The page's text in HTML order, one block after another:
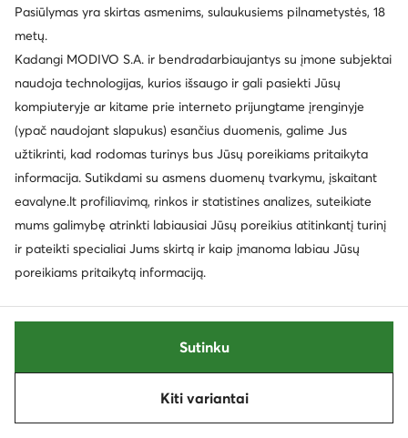
Palanki kaina
Reebok
EO-FLOATZIG TREAD 100247777 · Bėgimo batai
Dabartinė kaina
56,99 €
Mažiausia kaina 60,99 €
EXTRA -25% Kodas: SUMMER
Reebok
Basutės · Rožinė
Dabartinė kaina
15,99€
Mažiausia kaina22,99 €
-26%
Pasiūlymas yra skirtas asmenims, sulaukusiems pilnametystės, 18
metų.
Kadangi MODIVO S.A. ir bendradarbiaujantys su įmone subjektai
naudoja technologijas, kurios išsaugo ir gali pasiekti Jūsų
kompiuteryje ar kitame prie interneto prijungtame įrenginyje
(ypač naudojant slapukus) esančius duomenis, galime Jus
užtikrinti, kad rodomas turinys bus Jūsų poreikiams pritaikyta
informacija. Sutikdami su asmens duomenų tvarkymu, įskaitant
eavalyne.lt profiliavimą, rinkos ir statistines analizes, suteikiate
mums galimybę atrinkti labiausiai Jūsų poreikius atitinkantį turinį
ir pateikti specialiai Jums skirtą ir kaip įmanoma labiau Jūsų
poreikiams pritaikytą informaciją.
Kiti variantai
Sutinku